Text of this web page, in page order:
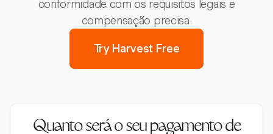
conformidade com os requisitos legais e
compensação precisa.
Try Harvest Free
Quanto será o seu pagamento de